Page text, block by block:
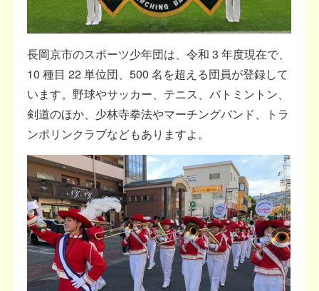
長岡京市のスポーツ少年団は、令和 3 年度現在で、
10 種目 22 単位団、500 名を超える団員が登録して
います。野球やサッカー、テニス、バトミントン、
剣道のほか、少林寺拳法やマーチングバンド、トラ
ンポリンクラブなどもありますよ。